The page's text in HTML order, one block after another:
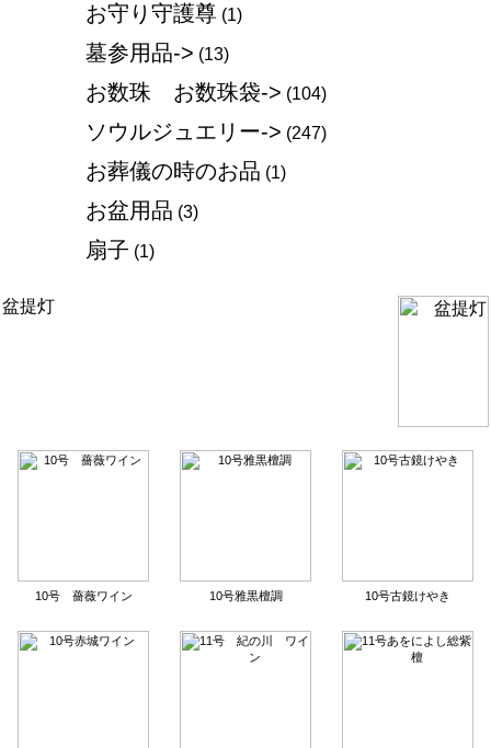
お守り守護尊 (1)
墓参用品-> (13)
お数珠 お数珠袋-> (104)
ソウルジュエリー-> (247)
お葬儀の時のお品 (1)
お盆用品 (3)
扇子 (1)
盆提灯
10号 薔薇ワイン 10号雅黒檀調 10号古鏡けやき